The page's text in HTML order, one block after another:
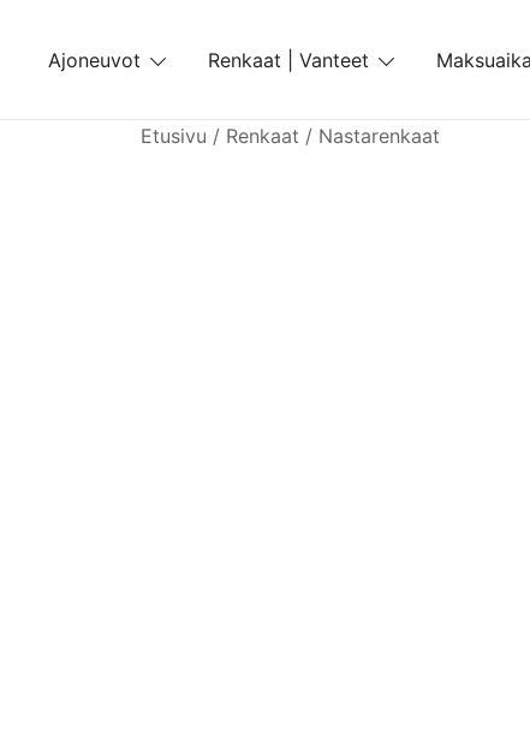
content
Ajoneuvot Renkaat | Vanteet Maksuaika
Etusivu / Renkaat / Nastarenkaat